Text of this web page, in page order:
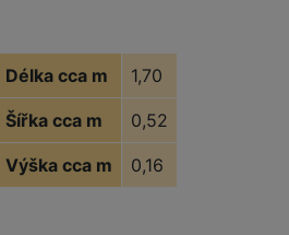
Délka cca m 1,70
Šířka cca m 0,52
Výška cca m 0,16